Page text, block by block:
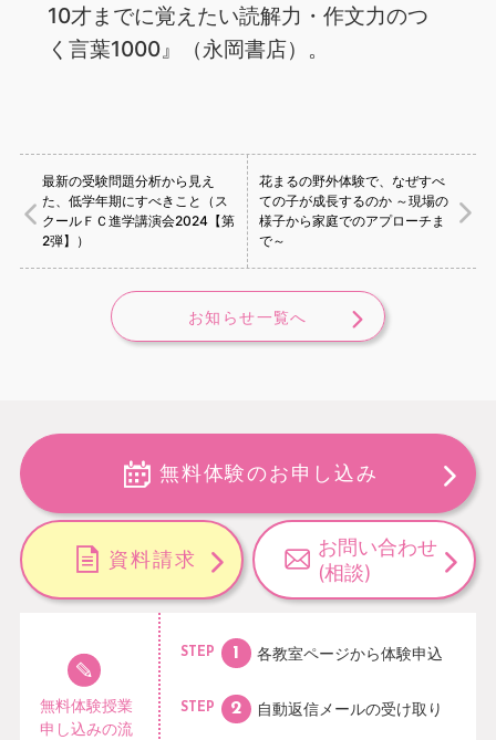
10才までに覚えたい読解力・作文力のつ
く言葉1000』（永岡書店）。
最新の受験問題分析から見え
た、低学年期にすべきこと（ス
クールＦＣ進学講演会2024【第
2弾】）
花まるの野外体験で、なぜすべ
ての子が成長するのか ～現場の
様子から家庭でのアプローチま
で～
お知らせ一覧へ
無料体験のお申し込み
資料請求
お問い合わせ
(相談)
無料体験授業
申し込みの流
STEP 各教室ページから体験申込
STEP 自動返信メールの受け取り